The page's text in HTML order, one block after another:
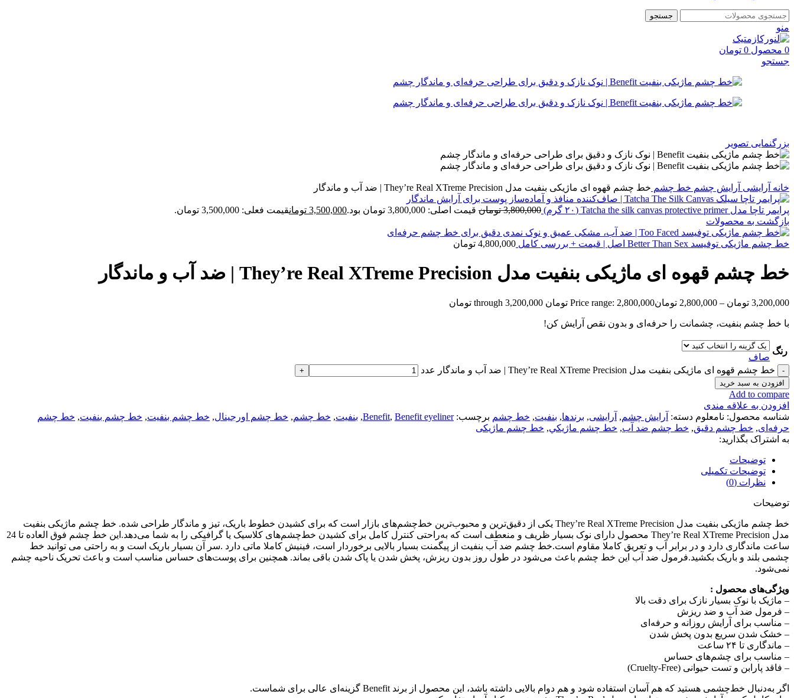
جستجو
منو
0 محصول 0 تومان
جستجو
بزرگنمایی تصویر
خانه آرایشی آرايش چشم خط چشم خط چشم قهوه ای ماژیکی بنفیت مدل They’re Real XTreme Precision | ضد آب و ماندگار
پرايمر تاچا مدل Tatcha the silk canvas protective primer (٢٠ گرم) 3,800,000 تومان قیمت اصلی: 3,800,000 تومان بود. 3,500,000 تومانقیمت فعلی: 3,500,000 تومان.
بازگشت به محصولات
خط چشم ماژیکی توفيسد Better Than Sex اصل | قیمت + بررسی کامل 4,800,000 تومان
خط چشم قهوه ای ماژیکی بنفیت مدل They’re Real XTreme Precision | ضد آب و ماندگار
3,200,000 تومان –
2,800,000 تومانPrice range: 2,800,000 تومان through 3,200,000 تومان
با خط چشم بنفیت، چشمانت را حرفه‌ای و بدون نقص آرایش کن!
رنگ
صاف
خط چشم قهوه ای ماژیکی بنفیت مدل They’re Real XTreme Precision | ضد آب و ماندگار عدد
افزودن به سبد خرید
Add to compare
افزودن به علاقه مندی
شناسه محصول: نامعلوم دسته: آرايش چشم, آرایشی, برندها, بنفيت, خط چشم برچسب: Benefit, Benefit eyeliner
, بنفيت, خط چشم, خط چشم اورجینال, خط چشم بنفيت, خط چشم بنفیت, خط چشم
حرفه‌ای, خط چشم دقیق, خط چشم ضد آب, خط چشم ماژيكي, خط چشم ماژیکی
به اشتراک بگذارید:
توضیحات
توضیحات تکمیلی
نظرات (0)
توضیحات
خط چشم ماژیکی بنفیت مدل They’re Real XTreme Precision یکی از دقیق‌ترین و محبوب‌ترین خط‌چشم‌های بازار است که برای کشیدن خطوط باریک، تیز و ماندگار طراحی شده. خط چشم ماژیکی بنفیت
مدل They’re Real XTreme Precision محصول دارای نوک بسیار ظریف و منعطف است که به‌راحتی کنترل کامل برای کشیدن خط‌چشم‌های کلاسیک یا گرافیکی را به شما می‌دهد.این خط چشم فوق العاده تا 24
ساعت ماندگاری دارد و در برابر آب و تعریق کاملا مقاوم است.خط چشم ضد آب بنفیت از پیگمنت بسیار بالایی برخوردار است، فینیش کاملا ماتی دارد .سر آن بسیار باریک است و به راحتی می توانید خط
چشمی بلند و باریک بکشید.فرمول ضد آب این خط چشم باعث می‌شود در طول روز بدون ریزش، پخش شدن یا پاک شدن باقی بماند. همچنین برای پوست‌های حساس مناسب است و باعث تحریک ناحیه چشم
نمی‌شود.
ویژگی‌های محصول :
– ماژیک با نوک بسیار نازک برای دقت بالا
– فرمول ضد آب و ضد ریزش
– مناسب برای آرایش روزانه و حرفه‌ای
– خشک شدن سریع بدون پخش شدن
– ماندگاری تا ۲۴ ساعت
– مناسب برای چشم‌های حساس
– فاقد پارابن و تست حیوانی (Cruelty-Free)
اگر به‌دنبال خط‌چشمی هستید که هم آسان استفاده شود و هم دوام بالایی داشته باشد، این محصول از برند Benefit گزینه‌ای عالی برای شماست.